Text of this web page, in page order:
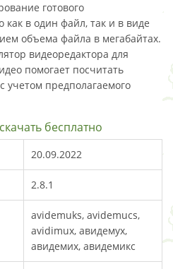
готового
в один файл, так и в виде
объема файла в мегабайтах.
видеоредактора для
помогает посчитать
предполагаемого
бесплатно
20.09.2022
2.8.1
avidemuks, avidemucs,
avidimux, авидемух,
авидемих, авидемикс